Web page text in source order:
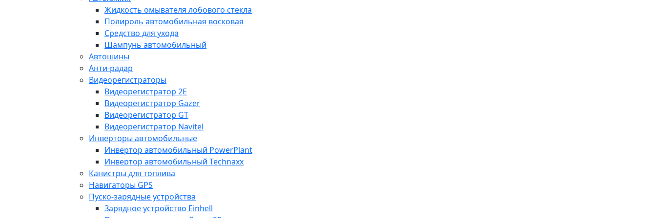
Жидкость омывателя лобового стекла
Полироль автомобильная восковая
Средство для ухода
Шампунь автомобильный
Автошины
Анти-радар
Видеорегистраторы
Видеорегистратор 2E
Видеорегистратор Gazer
Видеорегистратор GT
Видеорегистратор Navitel
Инверторы автомобильные
Инвертор автомобильный PowerPlant
Инвертор автомобильный Technaxx
Канистры для топлива
Навигаторы GPS
Пуско-зарядные устройства
Зарядное устройство Einhell